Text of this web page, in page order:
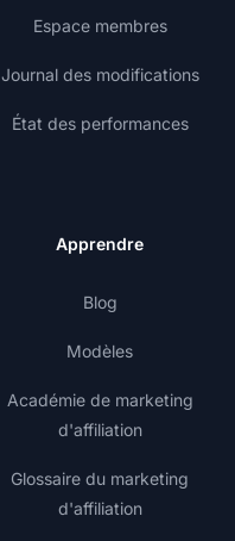
Espace membres
Journal des modifications
État des performances
Apprendre
Blog
Modèles
Académie de marketing
d'affiliation
Glossaire du marketing
d'affiliation